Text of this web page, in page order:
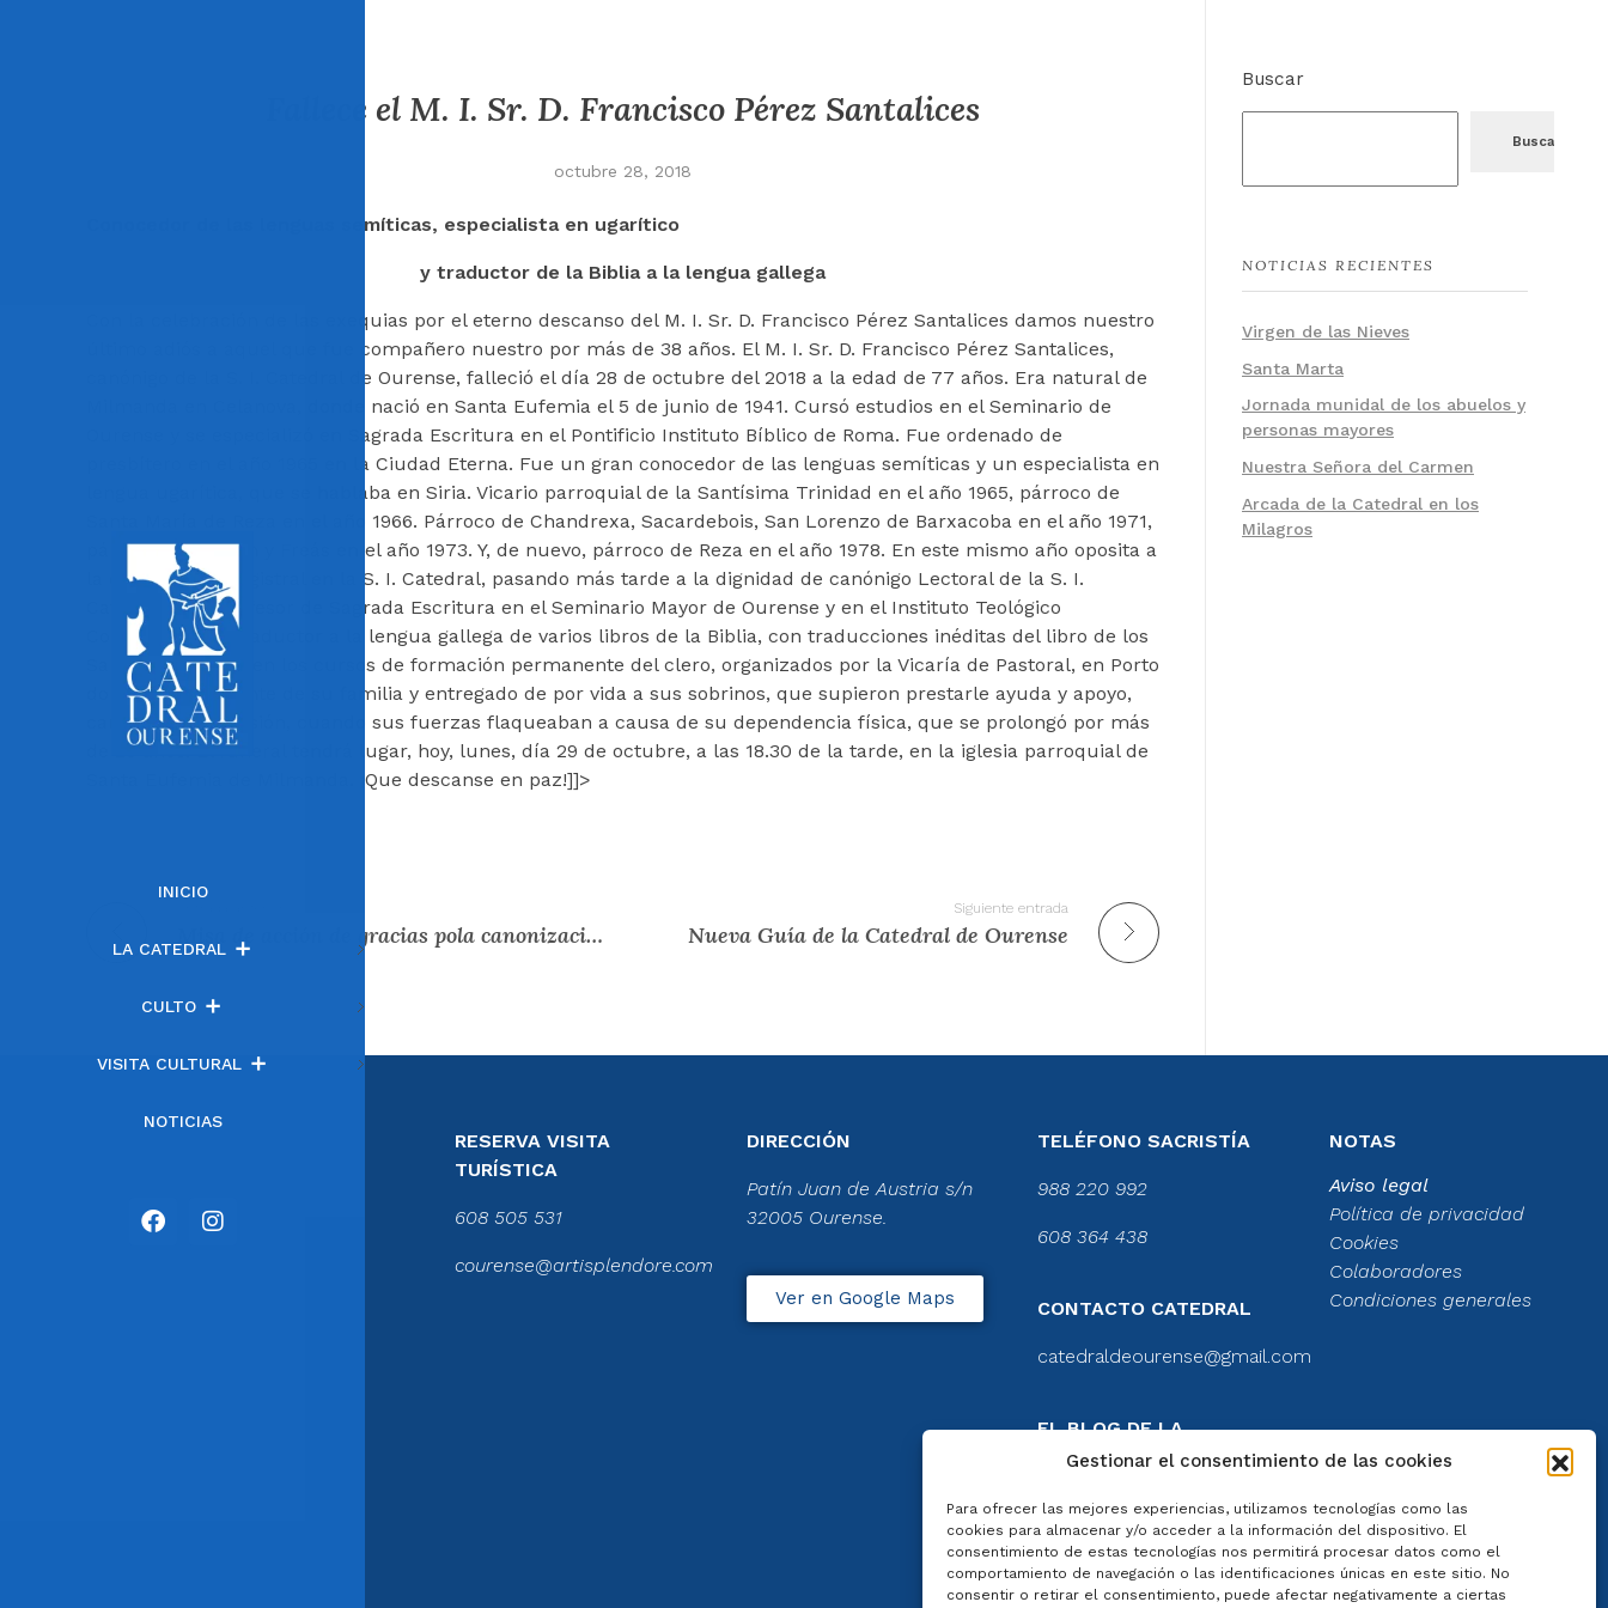
Gestionar el consentimiento de las cookies
Para ofrecer las mejores experiencias, utilizamos tecnologías como las
cookies para almacenar y/o acceder a la información del dispositivo. El
consentimiento de estas tecnologías nos permitirá procesar datos como el
comportamiento de navegación o las identificaciones únicas en este sitio. No
consentir o retirar el consentimiento, puede afectar negativamente a ciertas
INICIO
LA CATEDRAL
CULTO
VISITA CULTURAL
NOTICIAS
Fallece el M. I. Sr. D. Francisco Pérez Santalices
octubre 28, 2018
Conocedor de las lenguas semíticas, especialista en ugarítico
y traductor de la Biblia a la lengua gallega
Con la celebración de las exequias por el eterno descanso del M. I. Sr. D. Francisco Pérez Santalices damos nuestro
último adiós a aquel que fue compañero nuestro por más de 38 años. El M. I. Sr. D. Francisco Pérez Santalices,
canónigo de la S. I. Catedral de Ourense, falleció el día 28 de octubre del 2018 a la edad de 77 años. Era natural de
Milmanda en Celanova, donde nació en Santa Eufemia el 5 de junio de 1941. Cursó estudios en el Seminario de
Ourense y se especializó en Sagrada Escritura en el Pontificio Instituto Bíblico de Roma. Fue ordenado de
presbítero en el año 1965 en la Ciudad Eterna. Fue un gran conocedor de las lenguas semíticas y un especialista en
lengua ugarítica, que se hablaba en Siria. Vicario parroquial de la Santísima Trinidad en el año 1965, párroco de
Santa María de Reza en el año 1966. Párroco de Chandrexa, Sacardebois, San Lorenzo de Barxacoba en el año 1971,
párroco de Punxín y Freás en el año 1973. Y, de nuevo, párroco de Reza en el año 1978. En este mismo año oposita a
la canonjía de Magistral en la S. I. Catedral, pasando más tarde a la dignidad de canónigo Lectoral de la S. I.
Catedral. Fue profesor de Sagrada Escritura en el Seminario Mayor de Ourense y en el Instituto Teológico
Compostelano. Traductor a la lengua gallega de varios libros de la Biblia, con traducciones inéditas del libro de los
Salmos. Participó en los cursos de formación permanente del clero, organizados por la Vicaría de Pastoral, en Porto
do Son. Muy amante de su familia y entregado de por vida a sus sobrinos, que supieron prestarle ayuda y apoyo,
cariño y comprensión, cuando sus fuerzas flaqueaban a causa de su dependencia física, que se prolongó por más
de 25 años. El funeral tendrá lugar, hoy, lunes, día 29 de octubre, a las 18.30 de la tarde, en la iglesia parroquial de
Santa Eufemia de Milmanda. ¡Que descanse en paz!]]>
Misa de acción de gracias pola canonización do papa San Paulo VI
Siguiente entrada
Nueva Guía de la Catedral de Ourense
Buscar
Buscar
NOTICIAS RECIENTES
Virgen de las Nieves
Santa Marta
Jornada munidal de los abuelos y
personas mayores
Nuestra Señora del Carmen
Arcada de la Catedral en los
Milagros
RESERVA VISITA
TURÍSTICA
608 505 531
courense@artisplendore.com
DIRECCIÓN
Patín Juan de Austria s/n
32005 Ourense.
Ver en Google Maps
TELÉFONO SACRISTÍA
988 220 992
608 364 438
CONTACTO CATEDRAL
catedraldeourense@gmail.com
EL BLOG DE LA
CATEDRAL
Ver el blog
NOTAS
Aviso legal
Política de privacidad
Cookies
Colaboradores
Condiciones generales